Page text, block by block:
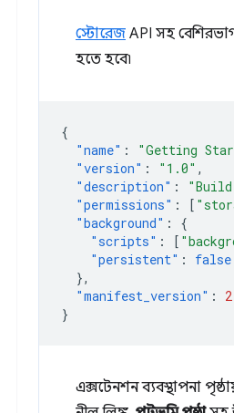
স্টোরেজ API সহ
হতে হবে৷
{
"name" : "Getting
"version" : "1.0" ,
"description" :
"permissions" : [
"background" :
{
"scripts" : [
"persistent" :
false
},
"manifest_version" :
2
}
এক্সটেনশন ব্যবস্থাপনা